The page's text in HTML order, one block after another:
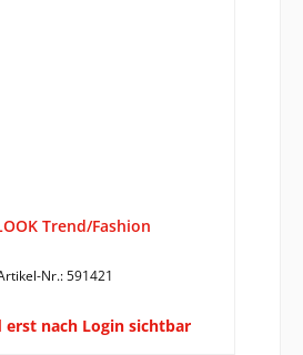
Trend/Fashion
Nr.: 591421
erst nach Login sichtbar